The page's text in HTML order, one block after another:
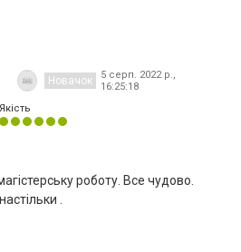
Новачок
5 серп. 2022 р.,
16:25:18
Якість
роботу. Все чудово.
.